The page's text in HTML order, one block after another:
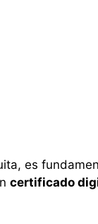
es
certificado